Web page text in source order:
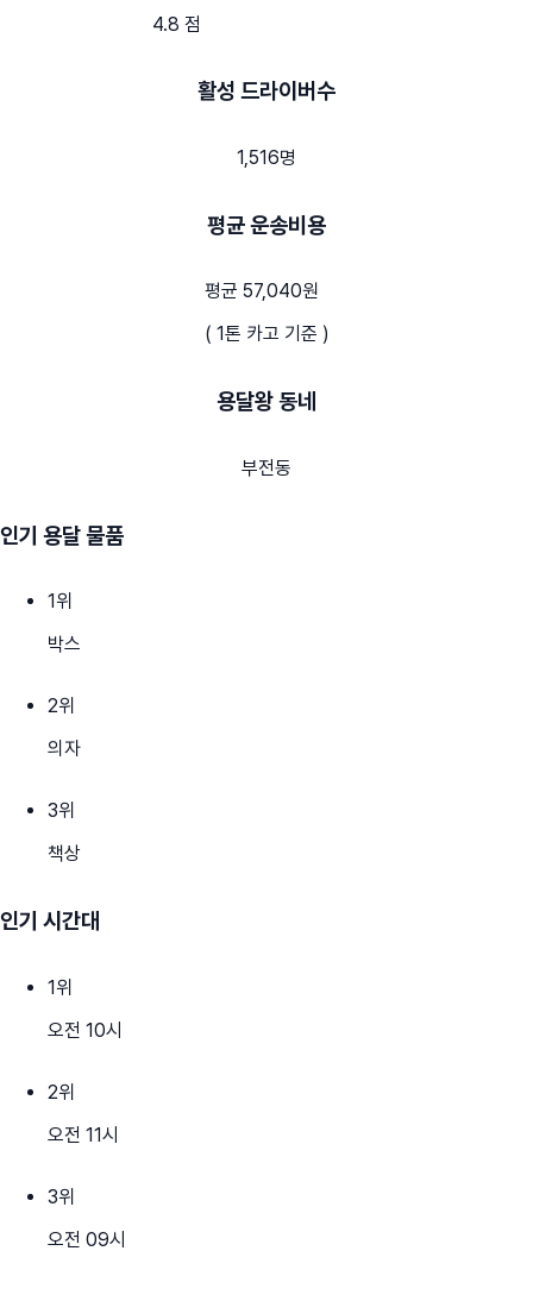
4.8 점
활성 드라이버수
1,516명
평균 운송비용
평균 57,040원
( 1톤 카고 기준 )
용달왕 동네
부전동
인기 용달 물품
1위
박스
2위
의자
3위
책상
인기 시간대
1위
오전 10시
2위
오전 11시
3위
오전 09시